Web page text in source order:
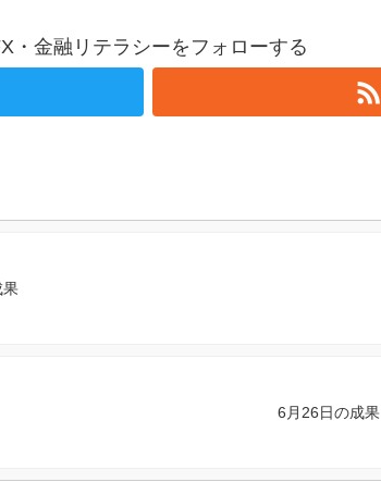
・金融リテラシーをフォローする
果
6月26日の成果